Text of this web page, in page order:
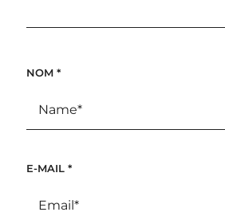
NOM *
E-MAIL *